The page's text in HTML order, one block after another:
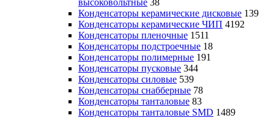
Конденсаторы керамические дисковые 139
Конденсаторы керамические ЧИП 4192
Конденсаторы пленочные 1511
Конденсаторы подстроечные 18
Конденсаторы полимерные 191
Конденсаторы пусковые 344
Конденсаторы силовые 539
Конденсаторы снабберные 78
Конденсаторы танталовые 83
Конденсаторы танталовые SMD 1489